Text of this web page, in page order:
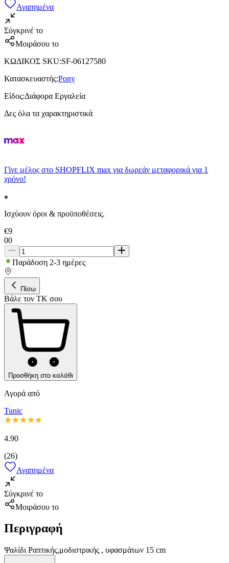
Αγαπημένα
Σύγκρινέ το
Μοιράσου το
ΚΩΔΙΚΟΣ SKU:SF-06127580
Κατασκευαστής:Pony
Είδος:Διάφορα Εργαλεία
Δες όλα τα χαρακτηριστικά
Γίνε μέλος στο SHOPFLIX max για δωρεάν μεταφορικά για 1
χρόνο!
Ισχύουν όροι & προϋποθέσεις.
€9
00
Παράδοση 2-3 ημέρες
Πίσω
Βάλε τον ΤΚ σου
Προσθήκη στο καλάθι
Αγορά από
Tunic
4.90
(26)
Αγαπημένα
Σύγκρινέ το
Μοιράσου το
Περιγραφή
Ψαλίδι Ραπτικής,μοδιστρικής , υφασμάτων 15 cm